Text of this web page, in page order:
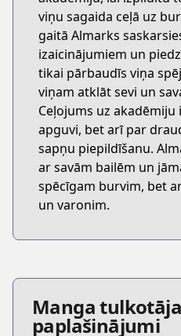
viņu sagaida ceļā uz
gaitā Almarks
izaicinājumiem un
tikai pārbaudīs viņa
viņam atklāt sevi un
Ceļojums uz
apguvi, bet arī par
sapņu piepildīšanu.
ar savām bailēm un
spēcīgam burvim, bet
un varonim.
Manga
paplašinājumi